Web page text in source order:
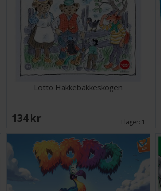
Lotto Hakkebakkeskogen
134 SEK I lager: 1